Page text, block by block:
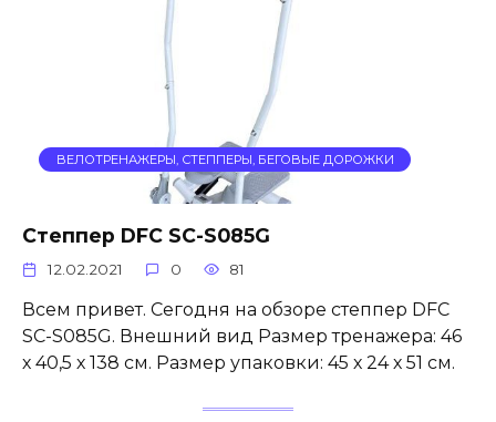
ВЕЛОТРЕНАЖЕРЫ, СТЕППЕРЫ, БЕГОВЫЕ ДОРОЖКИ
Степпер DFC SC-S085G
12.02.2021 0 81
Всем привет. Сегодня на обзоре степпер DFC
SC-S085G. Внешний вид Размер тренажера: 46
х 40,5 х 138 см. Размер упаковки: 45 х 24 х 51 см.